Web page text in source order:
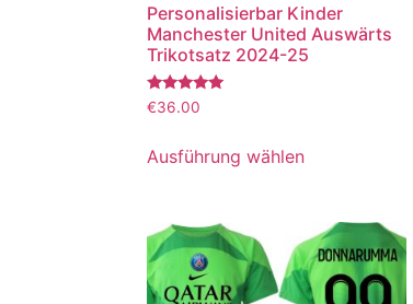
Personalisierbar Kinder
Manchester United Auswärts
Trikotsatz 2024-25
Bewertet
mit
von 5
€36.00
Ausführung wählen